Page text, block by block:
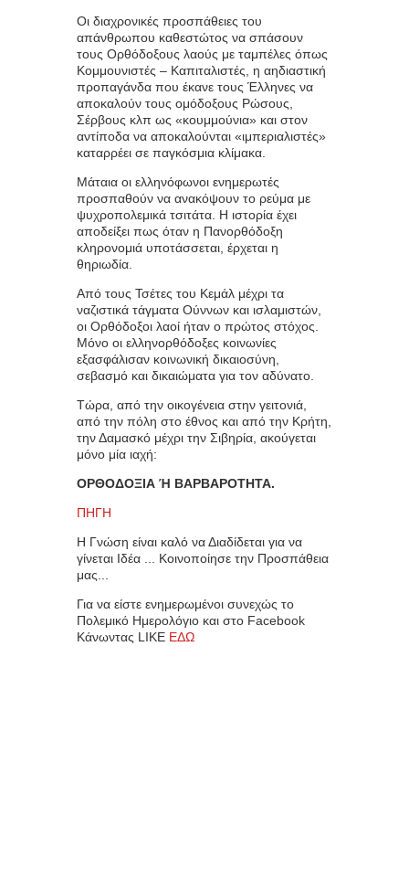
Οι διαχρονικές προσπάθειες του
απάνθρωπου καθεστώτος να σπάσουν
τους Ορθόδοξους λαούς με ταμπέλες όπως
Κομμουνιστές – Καπιταλιστές, η αηδιαστική
προπαγάνδα που έκανε τους Έλληνες να
αποκαλούν τους ομόδοξους Ρώσους,
Σέρβους κλπ ως «κουμμούνια» και στον
αντίποδα να αποκαλούνται «ιμπεριαλιστές»
καταρρέει σε παγκόσμια κλίμακα.
Μάταια οι ελληνόφωνοι ενημερωτές
προσπαθούν να ανακόψουν το ρεύμα με
ψυχροπολεμικά τσιτάτα. Η ιστορία έχει
αποδείξει πως όταν η Πανορθόδοξη
κληρονομιά υποτάσσεται, έρχεται η
θηριωδία.
Από τους Τσέτες του Κεμάλ μέχρι τα
ναζιστικά τάγματα Ούννων και ισλαμιστών,
οι Ορθόδοξοι λαοί ήταν ο πρώτος στόχος.
Μόνο οι ελληνορθόδοξες κοινωνίες
εξασφάλισαν κοινωνική δικαιοσύνη,
σεβασμό και δικαιώματα για τον αδύνατο.
Τώρα, από την οικογένεια στην γειτονιά,
από την πόλη στο έθνος και από την Κρήτη,
την Δαμασκό μέχρι την Σιβηρία, ακούγεται
μόνο μία ιαχή:
ΟΡΘΟΔΟΞΙΑ Ή ΒΑΡΒΑΡΟΤΗΤΑ.
ΠΗΓΗ
Η Γνώση είναι καλό να Διαδίδεται για να
γίνεται Ιδέα ... Κοινοποίησε την Προσπάθεια
μας...
Για να είστε ενημερωμένοι συνεχώς το
Πολεμικό Ημερολόγιο και στο Facebook
Κάνωντας LIKE ΕΔΩ